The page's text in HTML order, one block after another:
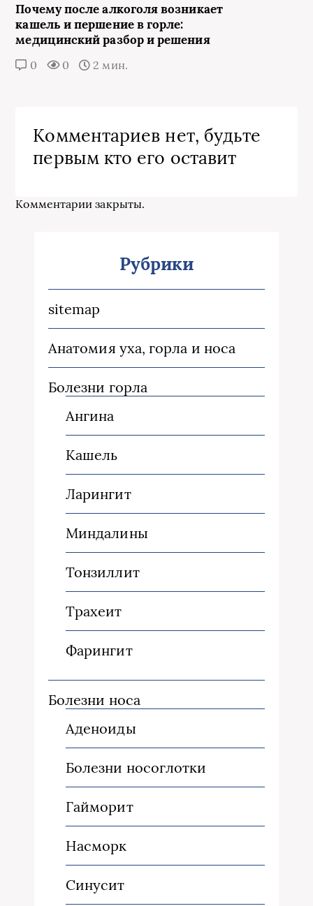
Почему после алкоголя возникает
кашель и першение в горле:
медицинский разбор и решения
0 0 2 мин.
Комментариев нет, будьте
первым кто его оставит
Комментарии закрыты.
Рубрики
sitemap
Анатомия уха, горла и носа
Болезни горла
Ангина
Кашель
Ларингит
Миндалины
Тонзиллит
Трахеит
Фарингит
Болезни носа
Аденоиды
Болезни носоглотки
Гайморит
Насморк
Синусит